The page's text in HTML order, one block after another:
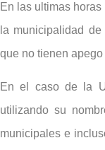
En las ultimas
la municipalidad
que no tienen
En el caso de la
utilizando su
municipales e